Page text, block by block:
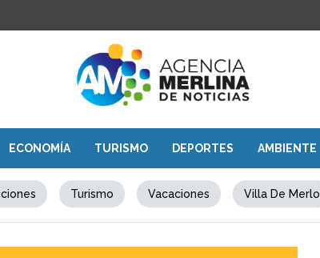
ECONOMÍA TURISMO DEPORTES AMBIENTE
Turismo Vacaciones Villa De Merlo